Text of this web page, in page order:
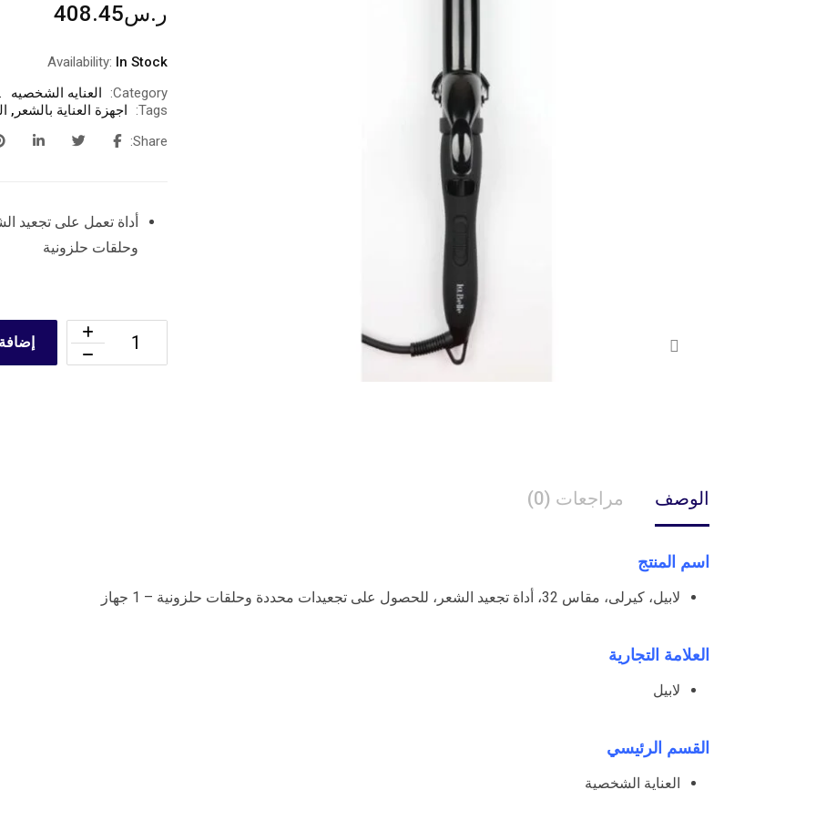
ر.س408.45
Availability: In Stock
Category:
العنايه الشخصيه
Tags:
اجهزة العناية بالشعر ,
Share:
وحلقات حلزونية
الوصف مراجعات (0)
اسم المنتج
لابيل، كيرلى، مقاس 32، أداة تجعيد الشعر، للحصول على تجعيدات محددة وحلقات حلزونية – 1 جهاز
العلامة التجارية
لابيل
القسم الرئيسي
العناية الشخصية